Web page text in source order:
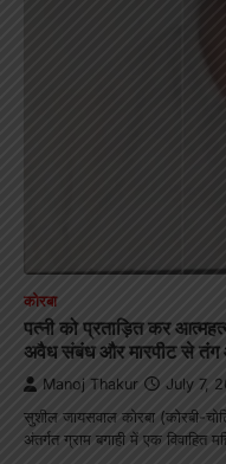
कोरबा
पत्नी को प्रताड़ित कर
अवैध संबंध और मारपीट से तंग
Manoj Thakur July 7,
सुशील जायसवाल कोरबा (कोरबी-
अंतर्गत ग्राम बगाही में एक